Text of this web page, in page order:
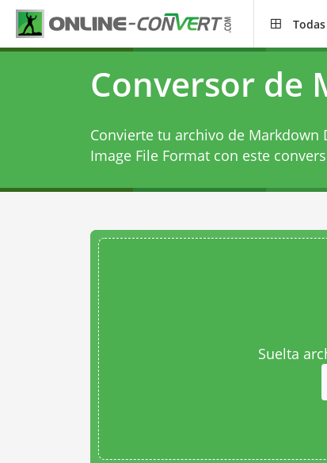
Conversor de
Convierte tu archivo de Markdown
Image File Format con este
Suelta